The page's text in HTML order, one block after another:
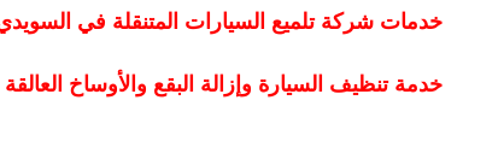
خدمات شركة تلميع السيارات المتنقلة في
خدمة تنظيف السيارة وإزالة البقع والأوساخ العالقة